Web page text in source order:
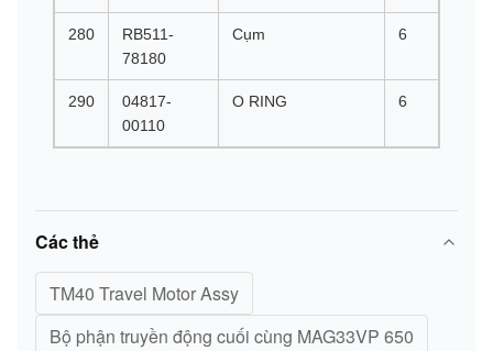
280
RB511-
78180
Cụm 6
290
04817-
00110
O RING 6
Các thẻ
TM40 Travel Motor Assy
Bộ phận truyền động cuối cùng MAG33VP 650